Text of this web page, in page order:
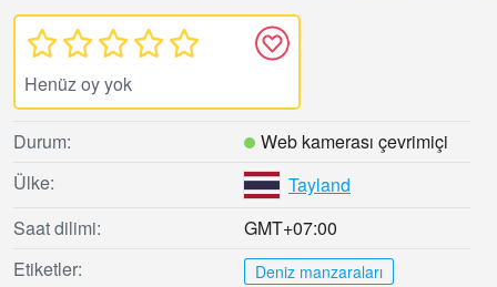
Henüz oy yok
Durum:
Web kamerası çevrimiçi
Ülke:
Tayland
Saat dilimi:
GMT+07:00
Etiketler:
Deniz manzaraları